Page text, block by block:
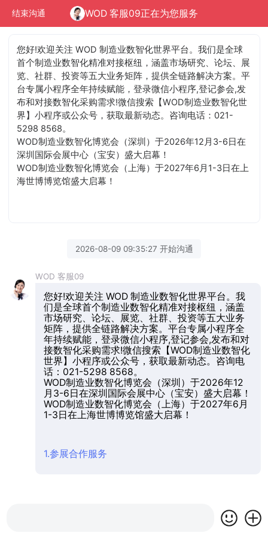
结束沟通 WOD 客服09正在为您服务
您好!欢迎关注 WOD 制造业数智化世界平台。我们是全球
首个制造业数智化精准对接枢纽，涵盖市场研究、论坛、展
览、社群、投资等五大业务矩阵，提供全链路解决方案。平
台专属小程序全年持续赋能，登录微信小程序,登记参会,发
布和对接数智化采购需求!微信搜索【WOD制造业数智化世
界】小程序或公众号，获取最新动态。咨询电话：021-
5298 8568。
WOD制造业数智化博览会（深圳）于2026年12月3-6日在
深圳国际会展中心（宝安）盛大启幕！
WOD制造业数智化博览会（上海）于2027年6月1-3日在上
海世博博览馆盛大启幕！
2026-08-09 09:35:27 开始沟通
WOD 客服09
您好!欢迎关注 WOD 制造业数智化世界平台。我
们是全球首个制造业数智化精准对接枢纽，涵盖
市场研究、论坛、展览、社群、投资等五大业务
矩阵，提供全链路解决方案。平台专属小程序全
年持续赋能，登录微信小程序,登记参会,发布和对
接数智化采购需求!微信搜索【WOD制造业数智化
世界】小程序或公众号，获取最新动态。咨询电
话：021-5298 8568。
WOD制造业数智化博览会（深圳）于2026年12
月3-6日在深圳国际会展中心（宝安）盛大启幕！
WOD制造业数智化博览会（上海）于2027年6月
1-3日在上海世博博览馆盛大启幕！
1.参展合作服务